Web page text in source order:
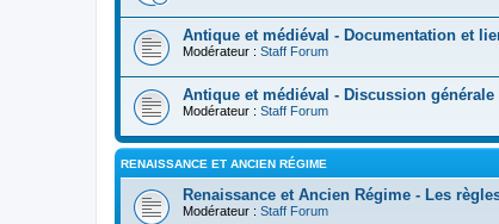
Antique et médiéval - Documentation et
Modérateur : Staff Forum
Antique et médiéval - Discussion générale
Modérateur : Staff Forum
RENAISSANCE ET ANCIEN RÉGIME
Renaissance et Ancien Régime - Les
Modérateur : Staff Forum